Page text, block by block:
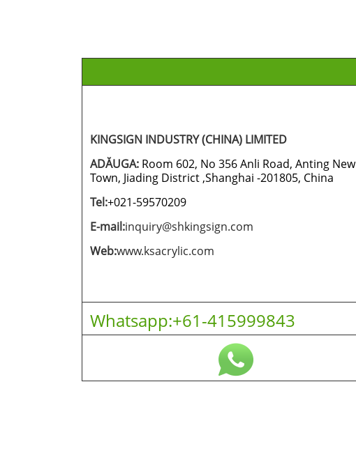
KINGSIGN INDUSTRY (CHINA) LIMITED
ADĂUGA: Room 602, No 356 Anli Road, Anting New
Town, Jiading District ,Shanghai -201805, China
Tel:+021-59570209
E-mail:inquiry@shkingsign.com
Web:www.ksacrylic.com
Whatsapp:+61-415999843